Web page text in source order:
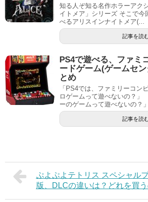
知る人ぞ知る名作ホラーアク
イトメア」シリーズ そこで今
べるアリスインナイトメア(...
記事を読
PS4で遊べる、ファミ
ードゲーム(ゲームセ
とめ
「PS4では、ファミリーコン
ロゲームって遊べないの？」
ーのゲームって遊べないの？
記事を読
ぷよぷよテトリス スペシャル
版、DLCの違いは？どれを買